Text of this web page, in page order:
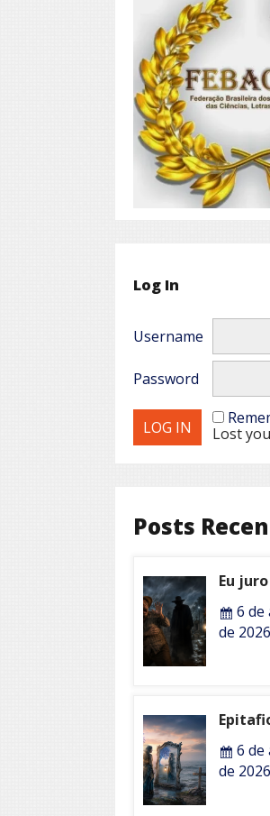
Log In
Username
Password
Lost
Posts
Eu
6 de
de 2026
6 de
de 2026